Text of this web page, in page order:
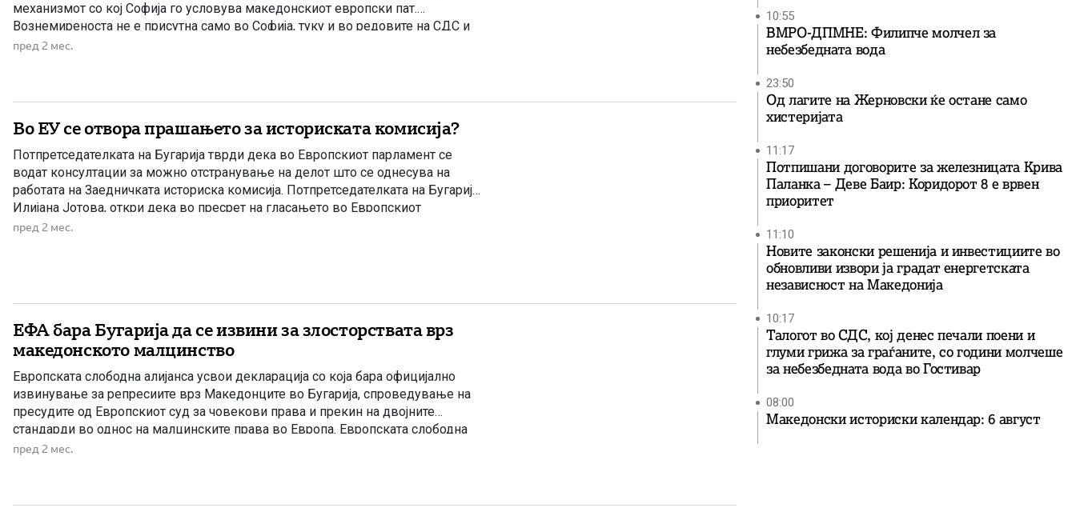
механизмот со кој Софија го условува македонскиот европски пат.
Вознемиреноста не е присутна само во Софија, туку и во редовите на СДС и
Венко Филипче, бидејќи евентуалното исфрлање на Вториот протокол од
пред 2 мес.
Во ЕУ се отвора прашањето за историската комисија?
Потпретседателката на Бугарија тврди дека во Европскиот парламент се
водат консултации за можно отстранување на делот што се однесува на
работата на Заедничката историска комисија. Потпретседателката на Бугарија,
Илијана Јотова, откри дека во пресрет на гласањето во Европскиот
парламент се водат консултации за евентуални измени на текстовите што се
пред 2 мес.
ЕФА бара Бугарија да се извини за злосторствата врз
македонското малцинство
Европската слободна алијанса усвои декларација со која бара официјално
извинување за репресиите врз Македонците во Бугарија, спроведување на
пресудите од Европскиот суд за човекови права и прекин на двојните
стандарди во однос на малцинските права во Европа. Европската слободна
алијанса (European Free Alliance – ЕФА), европска политичка партија која ги
пред 2 мес.
10:55
ВМРО-ДПМНЕ: Филипче молчел за
небезбедната вода
23:50
Од лагите на Жерновски ќе остане само
хистеријата
11:17
Потпишани договорите за железницата Крива
Паланка – Деве Баир: Коридорот 8 е врвен
приоритет
11:10
Новите законски решенија и инвестициите во
обновливи извори ја градат енергетската
независност на Македонија
10:17
Талогот во СДС, кој денес печали поени и
глуми грижа за граѓаните, со години молчеше
за небезбедната вода во Гостивар
08:00
Македонски историски календар: 6 август